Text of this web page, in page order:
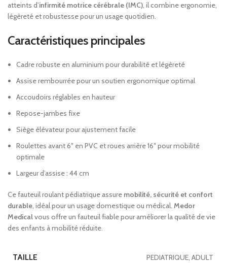
atteints d’infirmité motrice cérébrale (IMC), il combine ergonomie,
légèreté et robustesse pour un usage quotidien.
Caractéristiques principales
Cadre robuste en aluminium pour durabilité et légèreté
Assise rembourrée pour un soutien ergonomique optimal
Accoudoirs réglables en hauteur
Repose-jambes fixe
Siège élévateur pour ajustement facile
Roulettes avant 6″ en PVC et roues arrière 16″ pour mobilité
optimale
Largeur d’assise : 44 cm
Ce fauteuil roulant pédiatrique assure mobilité, sécurité et confort
durable, idéal pour un usage domestique ou médical. Medor
Medicalvous offre un fauteuil fiable pour améliorer la qualité de vie
des enfants à mobilité réduite.
TAILLE PEDIATRIQUE, ADULT